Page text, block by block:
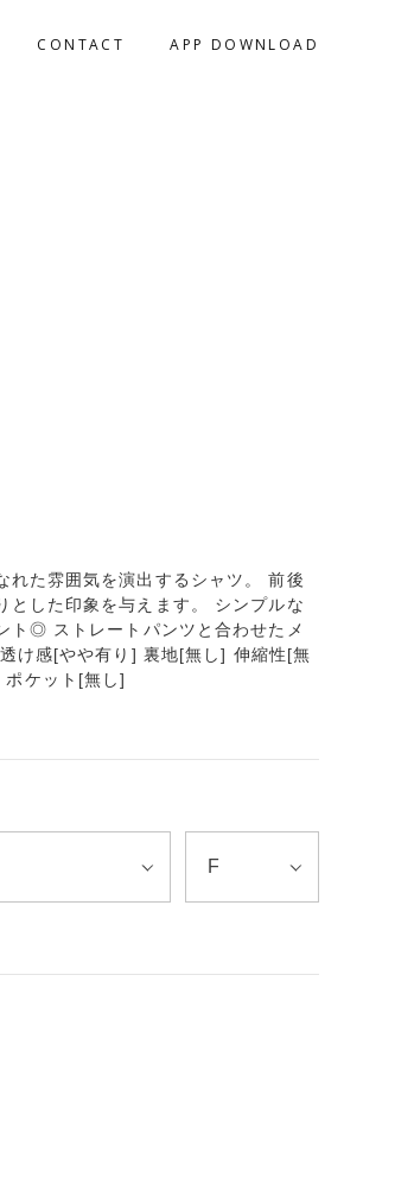
CONTACT APP DOWNLOAD
れた雰囲気を演出するシャツ。 前後
とした印象を与えます。 シンプルな
ト◎ ストレートパンツと合わせたメ
け感[やや有り] 裏地[無し] 伸縮性[無
ケット[無し]